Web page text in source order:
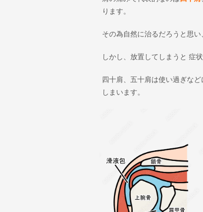
ります。
その為自然に治るだろうと思
しかし、放置してしまうと 症
四十肩、五十肩は使い過ぎな
しまいます。